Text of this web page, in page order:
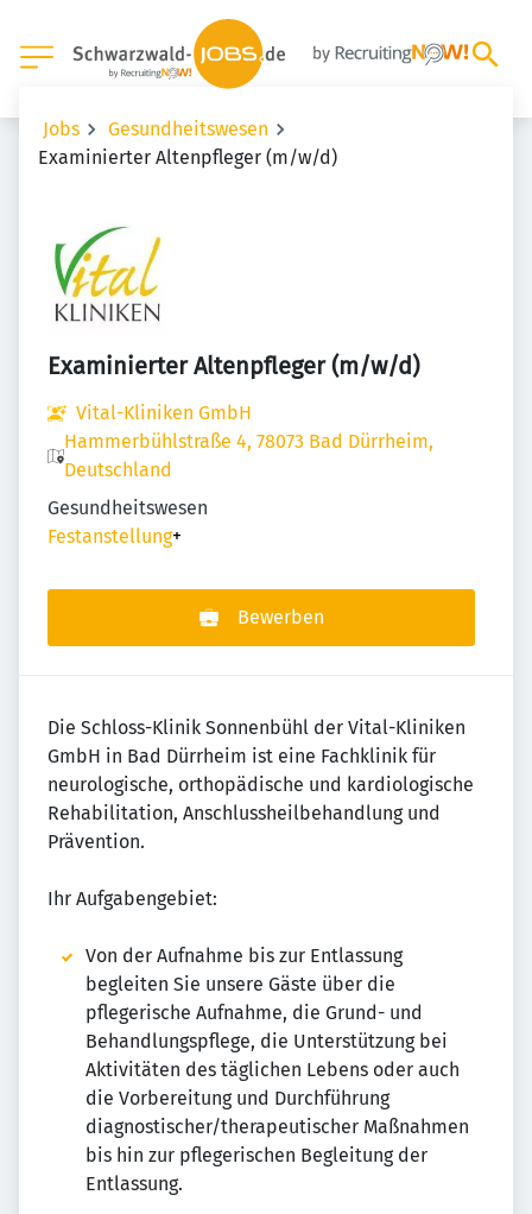
Jobs
Gesundheitswesen
Examinierter Altenpfleger (m/w/d)
Examinierter Altenpfleger (m/w/d)
Vital-Kliniken GmbH
Hammerbühlstraße 4, 78073 Bad Dürrheim,
Deutschland
Gesundheitswesen
Festanstellung+
Bewerben
Die Schloss-Klinik Sonnenbühl der Vital-Kliniken
GmbH in Bad Dürrheim ist eine Fachklinik für
neurologische, orthopädische und kardiologische
Rehabilitation, Anschlussheilbehandlung und
Prävention.
Ihr Aufgabengebiet:
Von der Aufnahme bis zur Entlassung
begleiten Sie unsere Gäste über die
pflegerische Aufnahme, die Grund- und
Behandlungspflege, die Unterstützung bei
Aktivitäten des täglichen Lebens oder auch
die Vorbereitung und Durchführung
diagnostischer/therapeutischer Maßnahmen
bis hin zur pflegerischen Begleitung der
Entlassung.